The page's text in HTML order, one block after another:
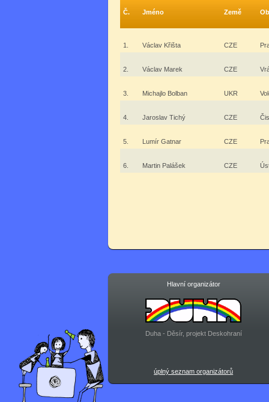
Č. Jméno Země
1. Václav Křišta CZE
2. Václav Marek CZE
3. Michajlo Bolban UKR
4. Jaroslav Tichý CZE
5. Lumír Gatnar CZE
6. Martin Palášek CZE
Hlavní organizátor
Duha - Děsír, projekt Deskohraní
úplný seznam organizátorů